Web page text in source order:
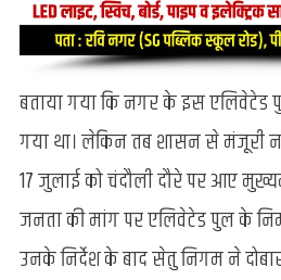
बताया गया कि नगर के इस एलिवेटेड
गया था। लेकिन तब शासन से मंजूरी
17 जुलाई को चंदौली दौरे पर आए
जनता की मांग पर एलिवेटेड पुल के
उनके निर्देश के बाद सेतु निगम ने